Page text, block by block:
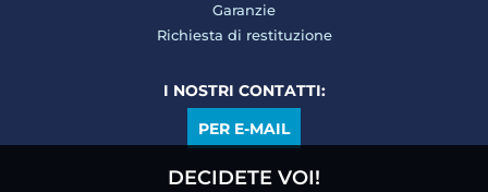
Garanzie
Richiesta di restituzione
I NOSTRI CONTATTI:
PER E-MAIL
DECIDETE VOI!